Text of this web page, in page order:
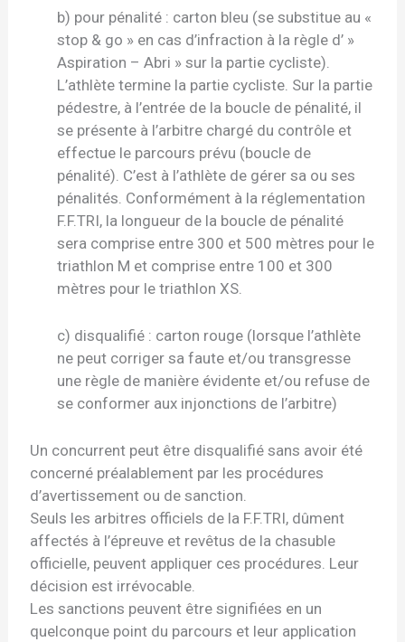
b) pour pénalité : carton bleu (se substitue au «
stop & go » en cas d’infraction à la règle d’ »
Aspiration – Abri » sur la partie cycliste).
L’athlète termine la partie cycliste. Sur la partie
pédestre, à l’entrée de la boucle de pénalité, il
se présente à l’arbitre chargé du contrôle et
effectue le parcours prévu (boucle de
pénalité). C’est à l’athlète de gérer sa ou ses
pénalités. Conformément à la réglementation
F.F.TRI, la longueur de la boucle de pénalité
sera comprise entre 300 et 500 mètres pour le
triathlon M et comprise entre 100 et 300
mètres pour le triathlon XS.
c) disqualifié : carton rouge (lorsque l’athlète
ne peut corriger sa faute et/ou transgresse
une règle de manière évidente et/ou refuse de
se conformer aux injonctions de l’arbitre)
Un concurrent peut être disqualifié sans avoir été
concerné préalablement par les procédures
d’avertissement ou de sanction.
Seuls les arbitres officiels de la F.F.TRI, dûment
affectés à l’épreuve et revêtus de la chasuble
officielle, peuvent appliquer ces procédures. Leur
décision est irrévocable.
Les sanctions peuvent être signifiées en un
quelconque point du parcours et leur application